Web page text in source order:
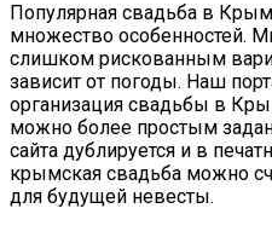
Популярная свадьба в
множество особенностей.
слишком рискованным
зависит от погоды. Наш
организация свадьбы в
можно более простым
сайта дублируется и в
крымская свадьба можно
для будущей невесты.